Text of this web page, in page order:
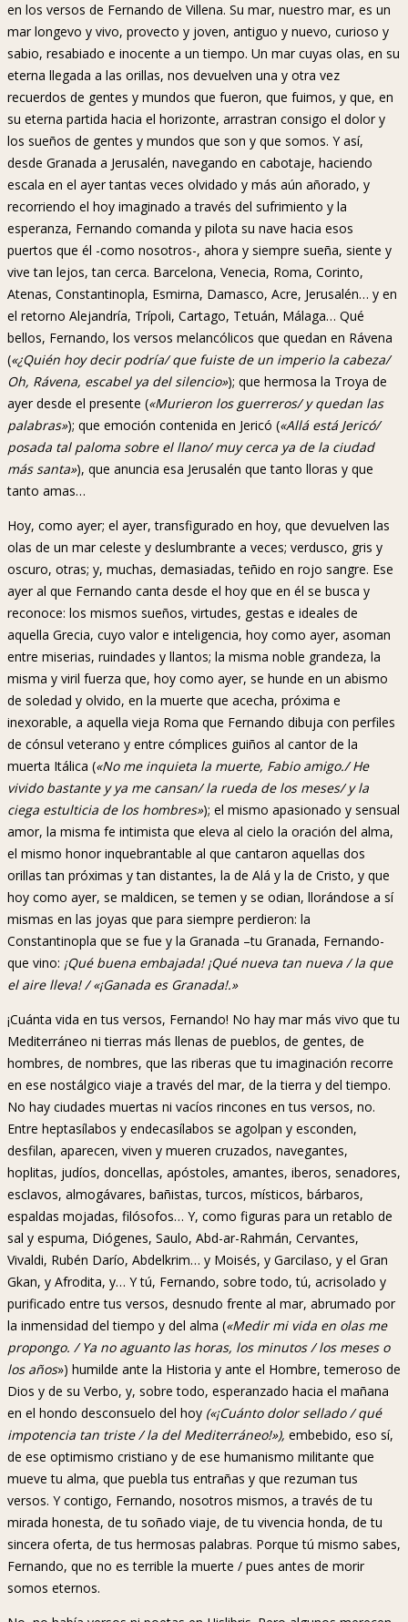
en los versos de Fernando de Villena. Su mar, nuestro mar, es un
mar longevo y vivo, provecto y joven, antiguo y nuevo, curioso y
sabio, resabiado e inocente a un tiempo. Un mar cuyas olas, en su
eterna llegada a las orillas, nos devuelven una y otra vez
recuerdos de gentes y mundos que fueron, que fuimos, y que, en
su eterna partida hacia el horizonte, arrastran consigo el dolor y
los sueños de gentes y mundos que son y que somos. Y así,
desde Granada a Jerusalén, navegando en cabotaje, haciendo
escala en el ayer tantas veces olvidado y más aún añorado, y
recorriendo el hoy imaginado a través del sufrimiento y la
esperanza, Fernando comanda y pilota su nave hacia esos
puertos que él -como nosotros-, ahora y siempre sueña, siente y
vive tan lejos, tan cerca. Barcelona, Venecia, Roma, Corinto,
Atenas, Constantinopla, Esmirna, Damasco, Acre, Jerusalén… y en
el retorno Alejandría, Trípoli, Cartago, Tetuán, Málaga… Qué
bellos, Fernando, los versos melancólicos que quedan en Rávena
(«¿Quién hoy decir podría/ que fuiste de un imperio la cabeza/
Oh, Rávena, escabel ya del silencio»); que hermosa la Troya de
ayer desde el presente («Murieron los guerreros/ y quedan las
palabras»); que emoción contenida en Jericó («Allá está Jericó/
posada tal paloma sobre el llano/ muy cerca ya de la ciudad
más santa»), que anuncia esa Jerusalén que tanto lloras y que
tanto amas…
Hoy, como ayer; el ayer, transfigurado en hoy, que devuelven las
olas de un mar celeste y deslumbrante a veces; verdusco, gris y
oscuro, otras; y, muchas, demasiadas, teñido en rojo sangre. Ese
ayer al que Fernando canta desde el hoy que en él se busca y
reconoce: los mismos sueños, virtudes, gestas e ideales de
aquella Grecia, cuyo valor e inteligencia, hoy como ayer, asoman
entre miserias, ruindades y llantos; la misma noble grandeza, la
misma y viril fuerza que, hoy como ayer, se hunde en un abismo
de soledad y olvido, en la muerte que acecha, próxima e
inexorable, a aquella vieja Roma que Fernando dibuja con perfiles
de cónsul veterano y entre cómplices guiños al cantor de la
muerta Itálica («No me inquieta la muerte, Fabio amigo./ He
vivido bastante y ya me cansan/ la rueda de los meses/ y la
ciega estulticia de los hombres»); el mismo apasionado y sensual
amor, la misma fe intimista que eleva al cielo la oración del alma,
el mismo honor inquebrantable al que cantaron aquellas dos
orillas tan próximas y tan distantes, la de Alá y la de Cristo, y que
hoy como ayer, se maldicen, se temen y se odian, llorándose a sí
mismas en las joyas que para siempre perdieron: la
Constantinopla que se fue y la Granada –tu Granada, Fernando-
que vino: ¡Qué buena embajada! ¡Qué nueva tan nueva / la que
el aire lleva! / «¡Ganada es Granada!.»
¡Cuánta vida en tus versos, Fernando! No hay mar más vivo que tu
Mediterráneo ni tierras más llenas de pueblos, de gentes, de
hombres, de nombres, que las riberas que tu imaginación recorre
en ese nostálgico viaje a través del mar, de la tierra y del tiempo.
No hay ciudades muertas ni vacíos rincones en tus versos, no.
Entre heptasílabos y endecasílabos se agolpan y esconden,
desfilan, aparecen, viven y mueren cruzados, navegantes,
hoplitas, judíos, doncellas, apóstoles, amantes, iberos, senadores,
esclavos, almogávares, bañistas, turcos, místicos, bárbaros,
espaldas mojadas, filósofos… Y, como figuras para un retablo de
sal y espuma, Diógenes, Saulo, Abd-ar-Rahmán, Cervantes,
Vivaldi, Rubén Darío, Abdelkrim… y Moisés, y Garcilaso, y el Gran
Gkan, y Afrodita, y… Y tú, Fernando, sobre todo, tú, acrisolado y
purificado entre tus versos, desnudo frente al mar, abrumado por
la inmensidad del tiempo y del alma («Medir mi vida en olas me
propongo. / Ya no aguanto las horas, los minutos / los meses o
los años») humilde ante la Historia y ante el Hombre, temeroso de
Dios y de su Verbo, y, sobre todo, esperanzado hacia el mañana
en el hondo desconsuelo del hoy («¡Cuánto dolor sellado / qué
impotencia tan triste / la del Mediterráneo!»), embebido, eso sí,
de ese optimismo cristiano y de ese humanismo militante que
mueve tu alma, que puebla tus entrañas y que rezuman tus
versos. Y contigo, Fernando, nosotros mismos, a través de tu
mirada honesta, de tu soñado viaje, de tu vivencia honda, de tu
sincera oferta, de tus hermosas palabras. Porque tú mismo sabes,
Fernando, que no es terrible la muerte / pues antes de morir
somos eternos.